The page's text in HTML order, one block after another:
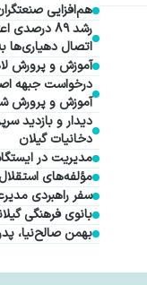
هم‌افزایی
رشد ۸۹
اتصال دهیاری‌ها
آموزش و پرورش
درخواست جبهه
آموزش و پرورش
دیدار و بازدید
دخانیات گیلان
مدیریت در
مؤلفه‌های
سفر راهبردی
بانوی فرهنگی
بهمن صالح‌نیا،